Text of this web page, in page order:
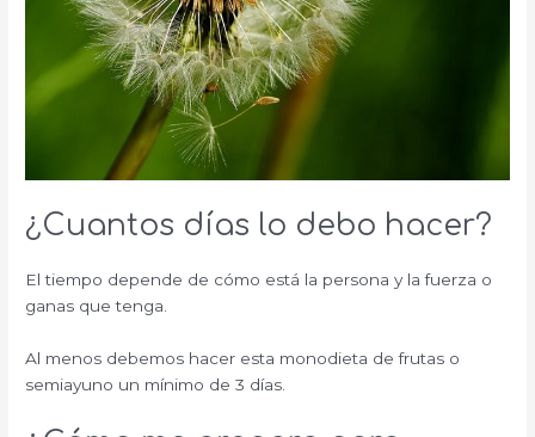
¿Cuantos días lo debo hacer?
El tiempo depende de cómo está la persona y la fuerza o
ganas que tenga.
Al menos debemos hacer esta monodieta de frutas o
semiayuno un mínimo de 3 días.